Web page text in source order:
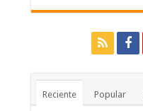
Reciente Popular